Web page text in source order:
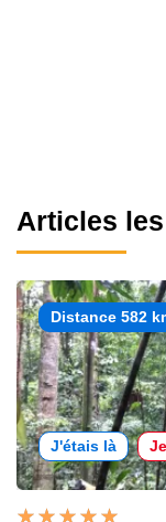
Articles
Distance 582
J'étais là